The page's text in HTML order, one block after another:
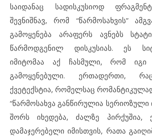
საიდანაც სადისკუსიოდ
შევნიშნავ, რომ “წარმოსახვის”
გამოყენება არაფერს ავნებს
წარმოდგენილ დისკუსიას. ეს
იმიტომაა აქ ჩასმული, რომ იგი
გამოყენებული. ერთადერთი,
ქვეტექსტია, რომელსაც რომანტიკულად
“წარმოსახვა განწირულია სერიოზული
შორს იხედება, ძალზე პირქუშია,
დამაჯერებელი იმისთვის, რათა